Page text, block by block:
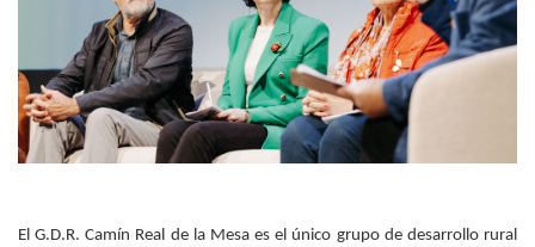
El G.D.R. Camín Real de la Mesa es el único grupo de desarrollo rural